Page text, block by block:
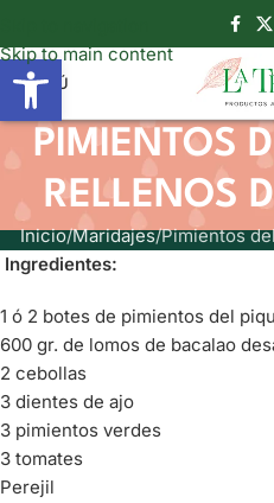
Skip to main content
MENÚ
PIMIENTOS
RELLENOS
Inicio Maridajes Pimientos
Ingredientes:
1 ó 2 botes de pimientos del
600 gr. de lomos de bacalao
2 cebollas
3 dientes de ajo
3 pimientos verdes
3 tomates
Perejil
Abrir barra de herramientas